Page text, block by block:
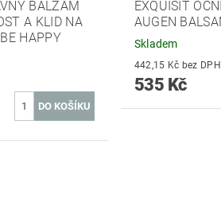
BALZÁM
A KLID NA
HAPPY
EXQUISIT
AUGEN
Skladem
442,15 Kč bez DPH
535 Kč